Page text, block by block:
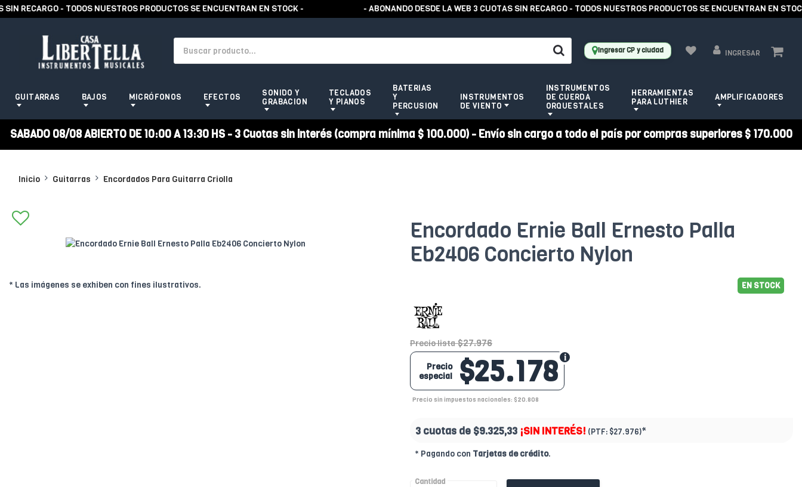
- TODOS NUESTROS PRODUCTOS SE ENCUENTRAN EN STOCK - - ABONANDO DESDE LA WEB 3 CUOTAS SIN RECARGO - TODOS NUESTROS PRODUCTOS SE ENCUENTRAN EN STOCK -
Ingresar CP y ciudad INGRESAR
GUITARRAS BAJOS MICRÓFONOS EFECTOS
SONIDO Y
GRABACION
TECLADOS
Y PIANOS
BATERIAS
Y
PERCUSION
INSTRUMENTOS
DE VIENTO
INSTRUMENTOS
DE CUERDA
ORQUESTALES
HERRAMIENTAS
PARA LUTHIER
AMPLIFICADORES
SABADO 08/08 ABIERTO DE 10:00 A 13:30 HS - 3 Cuotas sin interés (compra mínima $ 100.000) - Envío sin cargo a todo el país por compras superiores $ 170.000
Inicio Guitarras Encordados Para Guitarra Criolla
* Las imágenes se exhiben con fines ilustrativos.
Encordado Ernie Ball Ernesto Palla
Eb2406 Concierto Nylon
EN STOCK
Precio lista $27.976
$25.178
Precio
especial
Precio sin impuestos nacionales: $20.808
3 cuotas de $9.325,33 ¡SIN INTERÉS! (PTF: $27.976)*
* Pagando con Tarjetas de crédito.
Cantidad